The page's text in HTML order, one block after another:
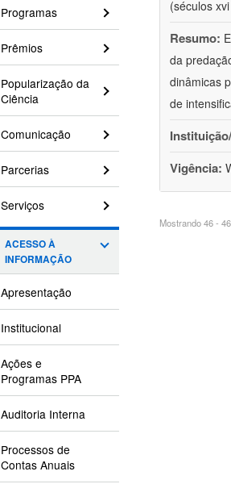
Programas
Prêmios
Popularização da
Ciência
Comunicação
Parcerias
Serviços
ACESSO À
INFORMAÇÃO
Apresentação
Institucional
Ações e
Programas PPA
Auditoria Interna
Processos de
Contas Anuais
(séculos
Resumo:
da
dinâmicas
de
Vigência:
Mostrando 46 -